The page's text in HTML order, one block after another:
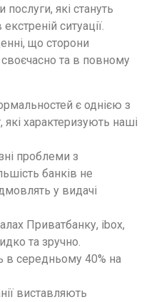
послуги, які стануть
ситуації.
що сторони
та в повному
є однією з
характеризують наші
проблеми з
банків не
у видачі
Приватбанку, ibox,
та зручно.
в середньому 40% на
виставляють